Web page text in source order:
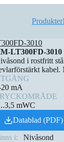
Produkter
3010
LT300FD-3010
i rostfritt
mA
mWC
Datablad (PDF)
i: Nivåsond